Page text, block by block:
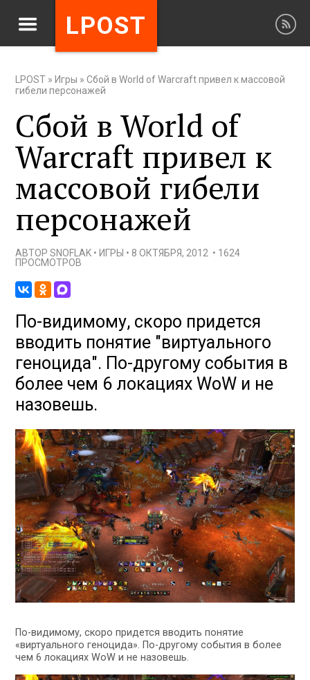
LPOST
LPOST » Игры »Сбой в World of Warcraft привел к массовой
гибели персонажей
Сбой в World of
Warcraft привел к
массовой гибели
персонажей
АВТОРSNOFLAK • ИГРЫ • 8 ОКТЯБРЯ, 2012 • 1624
ПРОСМОТРОВ
По-видимому, скоро придется
вводить понятие "виртуального
геноцида". По-другому события в
более чем 6 локациях WoW и не
назовешь.
По-видимому, скоро придется вводить понятие
«виртуального геноцида». По-другому события в более
чем 6 локациях WoW и не назовешь.